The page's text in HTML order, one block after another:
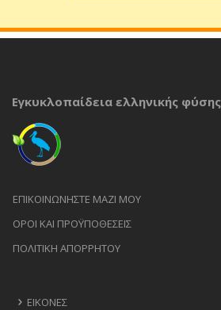
Εγκυκλοπαίδεια ελληνικής φύσης
ΕΠΙΚΟΙΝΩΝΉΣΤΕ ΜΑΖΊ ΜΟΥ
ΟΡΟΙ ΚΑΙ ΠΡΟΫΠΟΘΈΣΕΙΣ
ΠΟΛΙΤΙΚΉ ΑΠΟΡΡΉΤΟΥ
ΕΙΚΌΝΕΣ